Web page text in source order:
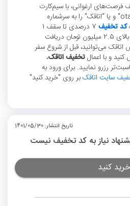
فرصت‌های ارغوانی، با سیم‌کارت
رایتل خود کلیدواژه "otaghak" و یا "اتاقک" را به سرشماره
کد تخفیف
7 درصدی تا سقف 1
میلیون تومان ویژه سفارش بالای 2.5 میلیون تومان دریافت
اتاقک می‌توانید، قبل از شروع سفر
و با اعمالتخفیف اتاقک،
رزرو نمایید. برای ورود به
سایت اتاقکبر روی "خرید کنید"
تاریخ انتشار: 1401/05/30
نیاز به کد تخفیف نیست
خرید کنید